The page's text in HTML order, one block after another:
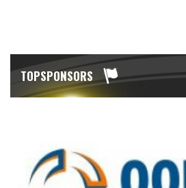
TOPSPONSORS